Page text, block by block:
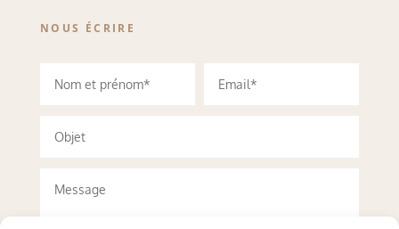
NOUS ÉCRIRE